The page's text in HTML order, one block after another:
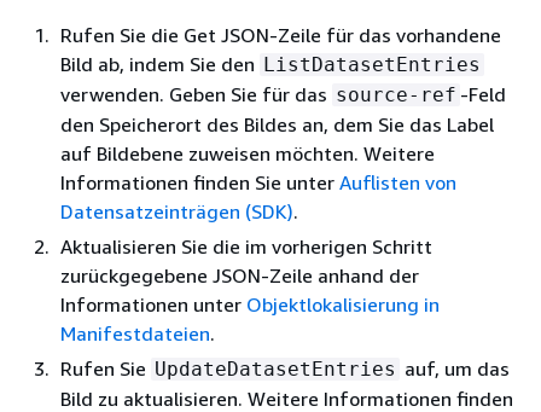
Rufen Sie die Get JSON-Zeile für das vorhandene
Bild ab, indem Sie den ListDatasetEntries
verwenden. Geben Sie für das source-ref -Feld
den Speicherort des Bildes an, dem Sie das Label
auf Bildebene zuweisen möchten. Weitere
Informationen finden Sie unter Auflisten von
Datensatzeinträgen (SDK).
Aktualisieren Sie die im vorherigen Schritt
zurückgegebene JSON-Zeile anhand der
Informationen unter Objektlokalisierung in
Manifestdateien.
Rufen Sie UpdateDatasetEntries auf, um das
Bild zu aktualisieren. Weitere Informationen finden